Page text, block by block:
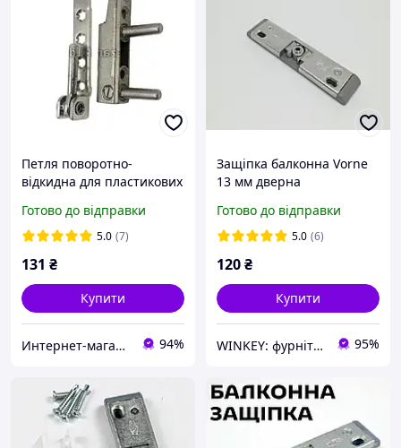
Петля поворотно-
відкидна для пластикових
Готово до відправки
5.0 (7)
131 ₴
Купити
Интернет-магазин "Ваш Замок" 94%
Защіпка балконна Vorne
13 мм дверна
Готово до відправки
5.0 (6)
120₴
Купити
WINKEY: фурнітура для вікон і дверей 95%